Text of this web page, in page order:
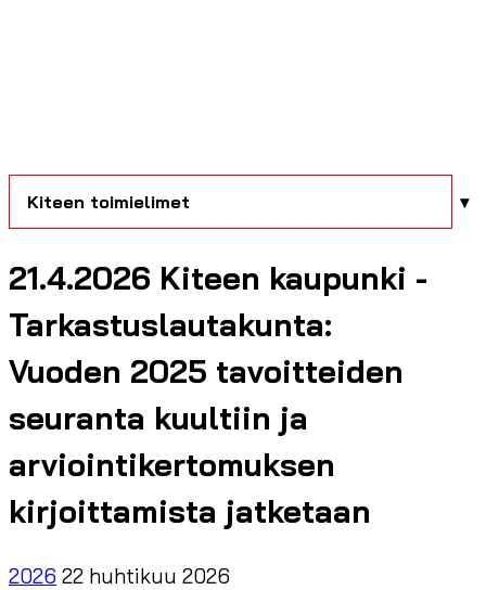
Kiteen toimielimet
21.4.2026 Kiteen kaupunki -
Tarkastuslautakunta:
Vuoden 2025 tavoitteiden
seuranta kuultiin ja
arviointikertomuksen
kirjoittamista jatketaan
2026 22 huhtikuu 2026